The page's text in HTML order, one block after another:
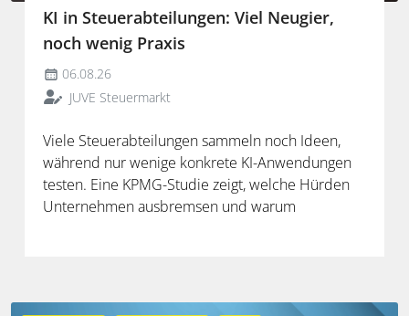
KI in Steuerabteilungen: Viel Neugier,
noch wenig Praxis
06.08.26
JUVE Steuermarkt
Viele Steuerabteilungen sammeln noch Ideen,
während nur wenige konkrete KI-Anwendungen
testen. Eine KPMG-Studie zeigt, welche Hürden
Unternehmen ausbremsen und warum